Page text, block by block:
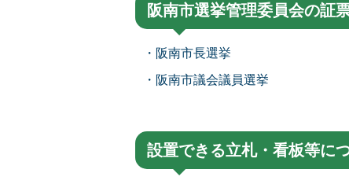
阪南市選挙管理委員会の証
・阪南市長選挙
・阪南市議会議員選挙
設置できる立札・看板等に